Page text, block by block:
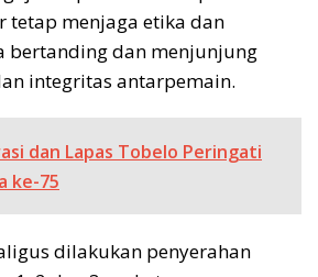
tetap menjaga etika dan
bertanding dan menjunjung
integritas antarpemain.
dan Lapas Tobelo Peringati
ke-75
dilakukan penyerahan